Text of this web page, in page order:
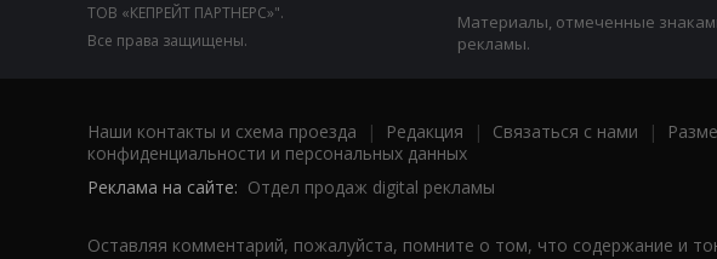
ТОВ «КЕПРЕЙТ ПАРТНЕРС»".
Все права защищены.
Материалы, отмеченные
рекламы.
Наши контакты и схема проезда | Редакция | Связаться с нами |
конфиденциальности и персональных данных
Реклама на сайте: Отдел продаж digital рекламы
Оставляя комментарий, пожалуйста, помните о том, что содержание и